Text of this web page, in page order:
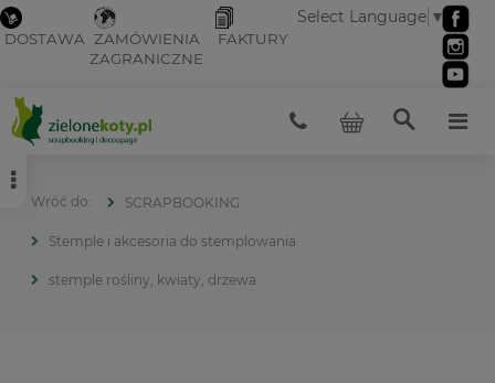
DOSTAWA ZAMÓWIENIA
ZAGRANICZNE
FAKTURY
Select Language ▼
SCRAPBOOKING
Stemple i akcesoria do stemplowania
stemple rośliny, kwiaty, drzewa